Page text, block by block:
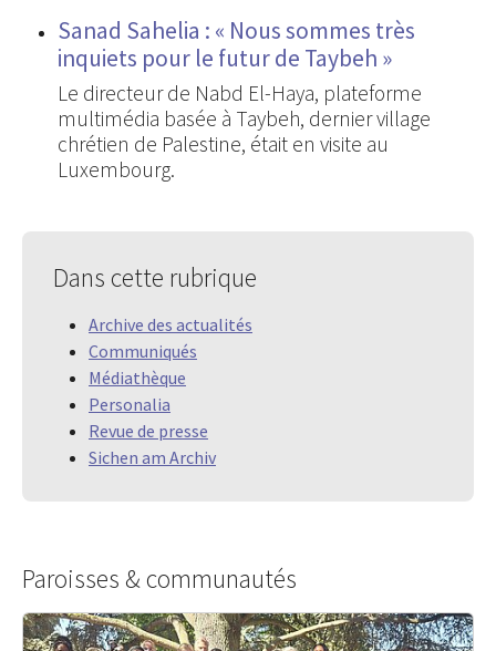
Sanad Sahelia : « Nous sommes très
inquiets pour le futur de Taybeh »
Le directeur de Nabd El-Haya, plateforme
multimédia basée à Taybeh, dernier village
chrétien de Palestine, était en visite au
Luxembourg.
Dans cette rubrique
Archive des actualités
Communiqués
Médiathèque
Personalia
Revue de presse
Sichen am Archiv
Paroisses & communautés